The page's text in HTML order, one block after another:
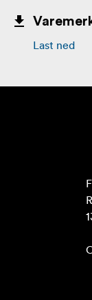
Last ned